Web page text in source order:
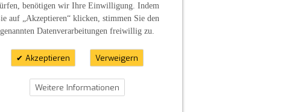
und Schutz
Spruch möglich
benötigen wir Ihre Einwilligung. Indem
auf „Akzeptieren“ klicken, stimmen Sie den
genannten Datenverarbeitungen freiwillig zu.
Akzeptieren Verweigern
Weitere Informationen